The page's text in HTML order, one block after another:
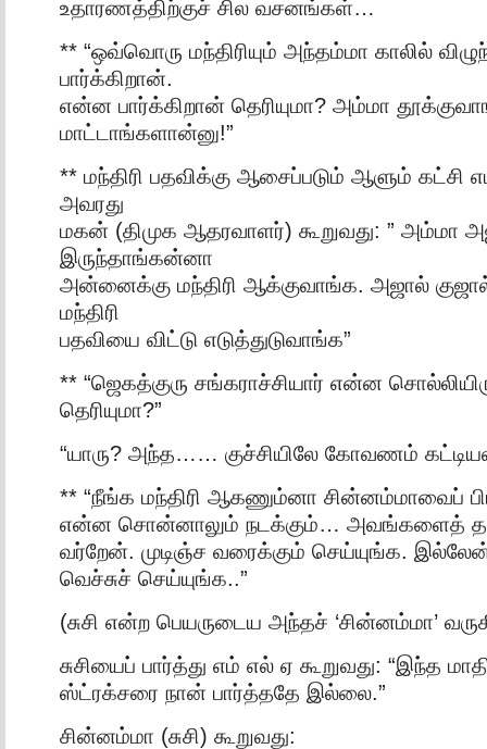
உதாரணத்திற்குச் சில வசனங்கள்…
** “ஒவ்வொரு மந்திரியும் அந்தம்மா காலில்
பார்க்கிறான்.
என்ன பார்க்கிறான் தெரியுமா? அம்மா
மாட்டாங்களான்னு!”
** மந்திரி பதவிக்கு ஆசைப்படும் ஆளும் கட்சி
அவரது
மகன் (திமுக ஆதரவாளர்) கூறுவது: ” அம்மா
இருந்தாங்கன்னா
அன்னைக்கு மந்திரி ஆக்குவாங்க. அஜால்
மந்திரி
பதவியை விட்டு எடுத்துடுவாங்க”
** “ஜெகத்குரு சங்கராச்சியார் என்ன
தெரியுமா?”
“யாரு? அந்த…… குச்சியிலே கோவணம்
** “நீங்க மந்திரி ஆகணும்னா சின்னம்மாவைப்
என்ன சொன்னாலும் நடக்கும்… அவங்களைத்
வர்றேன். முடிஞ்ச வரைக்கும் செய்யுங்க.
வெச்சுச் செய்யுங்க..”
(சுசி என்ற பெயருடைய அந்தச் ‘சின்னம்மா’
சுசியைப் பார்த்து எம் எல் ஏ கூறுவது: “இந்த
ஸ்ட்ரக்சரை நான் பார்த்ததே இல்லை.”
சின்னம்மா (சுசி) கூறுவது: